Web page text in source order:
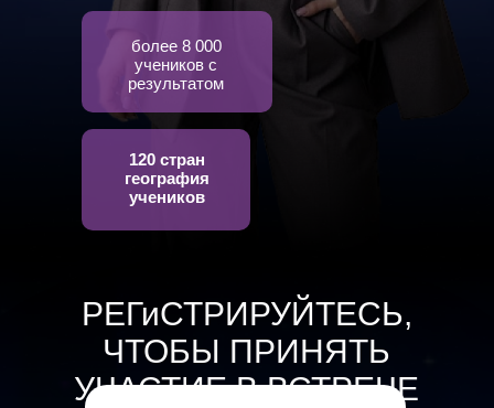
более 8 000
учеников с
результатом
120 стран
география
учеников
РЕГиСТРИРУЙТЕСЬ,
ЧТОБЫ ПРИНЯТЬ
УЧАСТИЕ В ВСТРЕЧЕ